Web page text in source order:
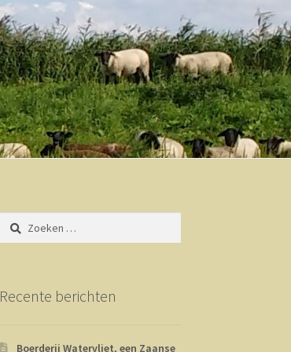
Zoeken
naar:
Recente berichten
Boerderij Watervliet, een Zaanse